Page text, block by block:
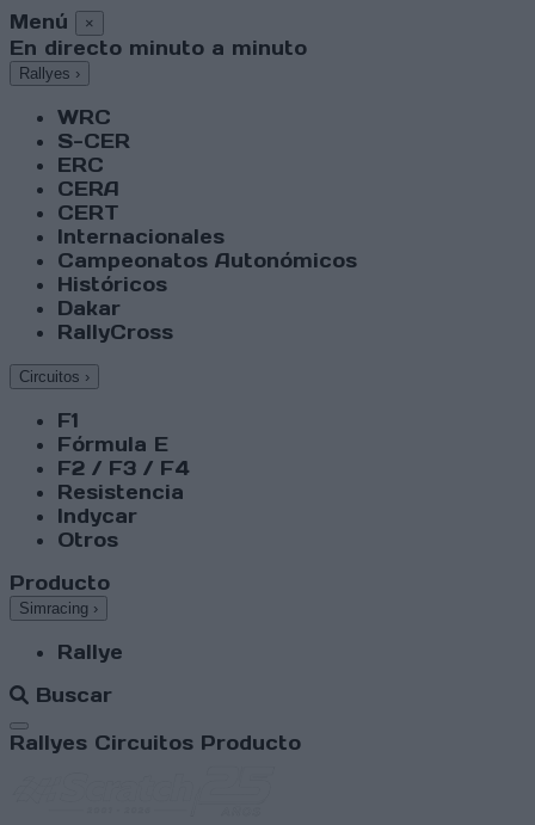
Menú ×
En directo minuto a minuto
Rallyes ›
WRC
S-CER
ERC
CERA
CERT
Internacionales
Campeonatos Autonómicos
Históricos
Dakar
RallyCross
Circuitos ›
F1
Fórmula E
F2 / F3 / F4
Resistencia
Indycar
Otros
Producto
Simracing ›
Rallye
Buscar
Abrir menú
Rallyes Circuitos Producto